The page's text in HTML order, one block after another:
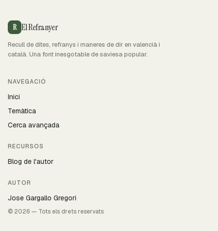
R El Refranyer
Recull de dites, refranys i maneres de dir en valencià i
català. Una font inesgotable de saviesa popular.
NAVEGACIÓ
Inici
Temàtica
Cerca avançada
RECURSOS
Blog de l'autor
AUTOR
Jose Gargallo Gregori
© 2026 — Tots els drets reservats